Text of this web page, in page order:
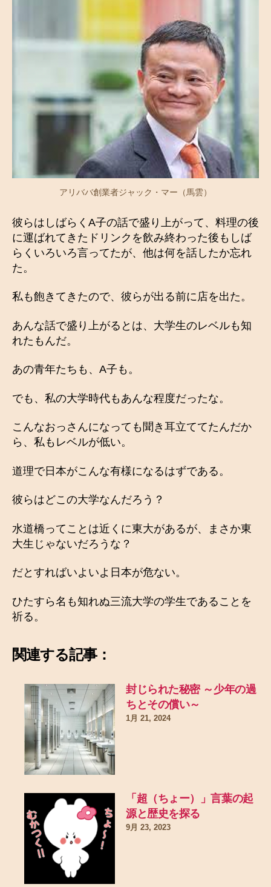
アリババ創業者ジャック・マー（馬雲）
彼らはしばらくA子の話で盛り上がって、料理の後
に運ばれてきたドリンクを飲み終わった後もしば
らくいろいろ言ってたが、他は何を話したか忘れ
た。
私も飽きてきたので、彼らが出る前に店を出た。
あんな話で盛り上がるとは、大学生のレベルも知
れたもんだ。
あの青年たちも、A子も。
でも、私の大学時代もあんな程度だったな。
こんなおっさんになっても聞き耳立ててたんだか
ら、私もレベルが低い。
道理で日本がこんな有様になるはずである。
彼らはどこの大学なんだろう？
水道橋ってことは近くに東大があるが、まさか東
大生じゃないだろうな？
だとすればいよいよ日本が危ない。
ひたすら名も知れぬ三流大学の学生であることを
祈る。
関連する記事：
封じられた秘密 ～少年の過
ちとその償い～
1月 21, 2024
「超（ちょー）」言葉の起
源と歴史を探る
9月 23, 2023